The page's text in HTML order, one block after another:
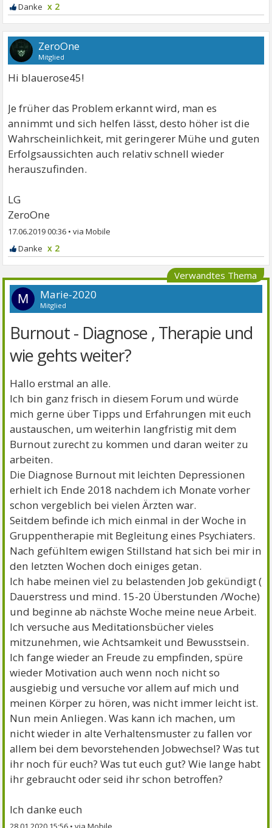
x 2
ZeroOne
Mitglied
Hi blauerose45!
Je früher das Problem erkannt wird, man es
annimmt und sich helfen lässt, desto höher ist die
Wahrscheinlichkeit, mit geringerer Mühe und guten
Erfolgsaussichten auch relativ schnell wieder
herauszufinden.
LG
ZeroOne
17.06.2019 00:36 •
x 2
Verwandtes Thema
M Marie-2020
Mitglied
Burnout - Diagnose , Therapie und
wie gehts weiter?
Hallo erstmal an alle.
Ich bin ganz frisch in diesem Forum und würde
mich gerne über Tipps und Erfahrungen mit euch
austauschen, um weiterhin langfristig mit dem
Burnout zurecht zu kommen und daran weiter zu
arbeiten.
Die Diagnose Burnout mit leichten Depressionen
erhielt ich Ende 2018 nachdem ich Monate vorher
schon vergeblich bei vielen Ärzten war.
Seitdem befinde ich mich einmal in der Woche in
Gruppentherapie mit Begleitung eines Psychiaters.
Nach gefühltem ewigen Stillstand hat sich bei mir in
den letzten Wochen doch einiges getan.
Ich habe meinen viel zu belastenden Job gekündigt (
Dauerstress und mind. 15-20 Überstunden /Woche)
und beginne ab nächste Woche meine neue Arbeit.
Ich versuche aus Meditationsbücher vieles
mitzunehmen, wie Achtsamkeit und Bewusstsein.
Ich fange wieder an Freude zu empfinden, spüre
wieder Motivation auch wenn noch nicht so
ausgiebig und versuche vor allem auf mich und
meinen Körper zu hören, was nicht immer leicht ist.
Nun mein Anliegen. Was kann ich machen, um
nicht wieder in alte Verhaltensmuster zu fallen vor
allem bei dem bevorstehenden Jobwechsel? Was tut
ihr noch für euch? Was tut euch gut? Wie lange habt
ihr gebraucht oder seid ihr schon betroffen?
Ich danke euch